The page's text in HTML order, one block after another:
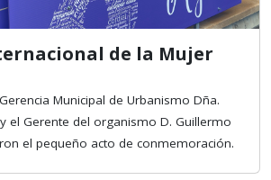
de la Mujer
Municipal de Urbanismo Dña.
el Gerente del organismo D. Guillermo
el pequeño acto de conmemoración.